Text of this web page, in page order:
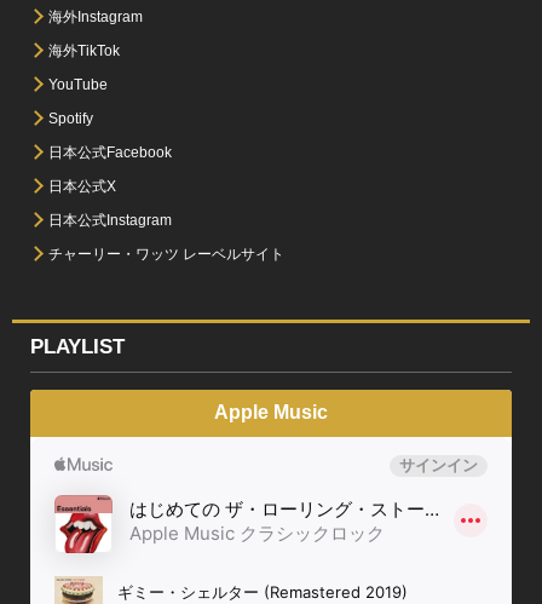
海外Instagram
海外TikTok
YouTube
Spotify
日本公式Facebook
日本公式X
日本公式Instagram
チャーリー・ワッツ レーベルサイト
PLAYLIST
Apple Music